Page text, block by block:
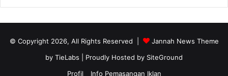
© Copyright 2026, All Rights Reserved |
Jannah News Theme
by TieLabs | Proudly Hosted by SiteGround
Profil
Info Pemasangan Iklan